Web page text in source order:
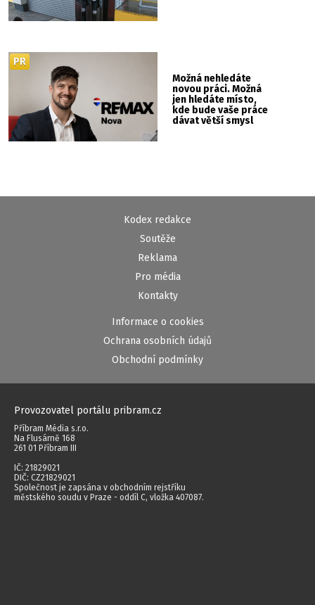
Možná nehledáte
novou práci. Možná
jen hledáte místo,
kde bude vaše práce
dávat větší smysl
PR
Kodex redakce
Soutěže
Reklama
Pro média
Kontakty
Informace o cookies
Ochrana osobních údajů
Obchodní podmínky
Provozovatel portálu pribram.cz
Příbram Média s.r.o.
Na Flusárně 168
261 01 Příbram III
IČ: 21829021
DIČ: CZ21829021
Společnost je zapsána v obchodním rejstříku
městského soudu v Praze - oddíl C, vložka 407087.